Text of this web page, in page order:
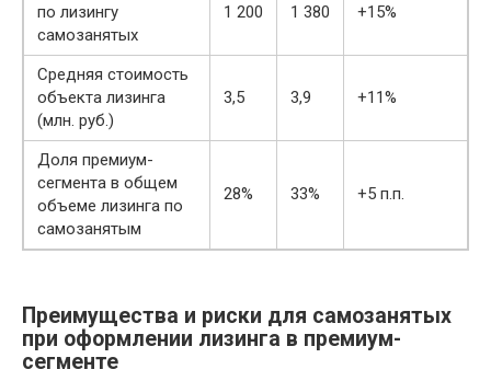
по лизингу
самозанятых
1 200 1 380 +15%
Средняя стоимость
объекта лизинга
(млн. руб.)
3,5 3,9 +11%
Доля премиум-
сегмента в общем
объеме лизинга по
самозанятым
28% 33% +5 п.п.
Преимущества и риски для самозанятых
при оформлении лизинга в премиум-
сегменте